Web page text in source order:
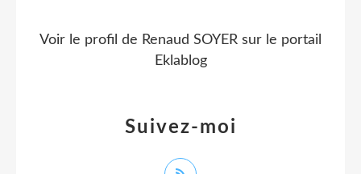
Suivez-moi
Voir le profil de Renaud SOYER sur le portail
Eklablog